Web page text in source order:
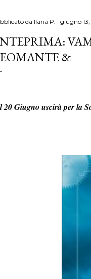
da Ilaria P. giugno 13,
&
20 Giugno uscirà per la